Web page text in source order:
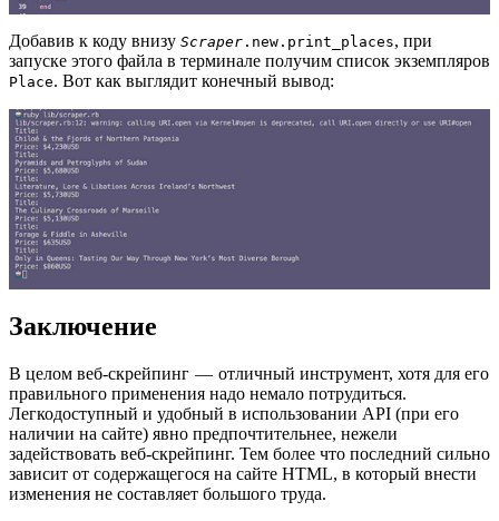
Добавив к коду внизу Scraper .new.print_places, при
запуске этого файла в терминале получим список экземпляров
Place. Вот как выглядит конечный вывод:
Заключение
В целом веб-скрейпинг — отличный инструмент, хотя для его
правильного применения надо немало потрудиться.
Легкодоступный и удобный в использовании API (при его
наличии на сайте) явно предпочтительнее, нежели
задействовать веб-скрейпинг. Тем более что последний сильно
зависит от содержащегося на сайте HTML, в который внести
изменения не составляет большого труда.